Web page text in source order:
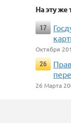
На эту же
17
Октября
26
26 Марта